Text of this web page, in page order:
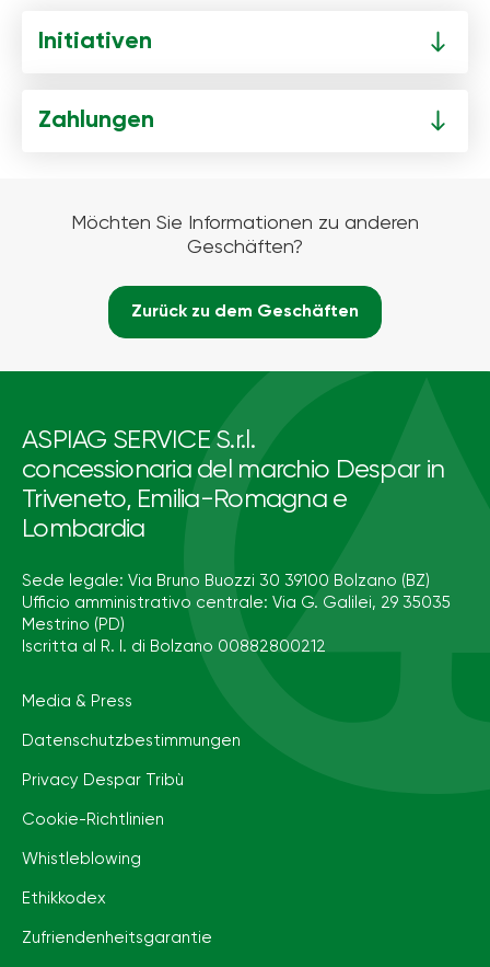
Initiativen
Zahlungen
Möchten Sie Informationen zu anderen
Geschäften?
Zurück zu dem Geschäften
ASPIAG SERVICE S.r.l.
concessionaria del marchio Despar in
Triveneto, Emilia-Romagna e
Lombardia
Sede legale: Via Bruno Buozzi 30 39100 Bolzano (BZ)
Ufficio amministrativo centrale: Via G. Galilei, 29 35035
Mestrino (PD)
Iscritta al R. I. di Bolzano 00882800212
Media & Press
Datenschutzbestimmungen
Privacy Despar Tribù
Cookie-Richtlinien
Whistleblowing
Ethikkodex
Zufriendenheitsgarantie